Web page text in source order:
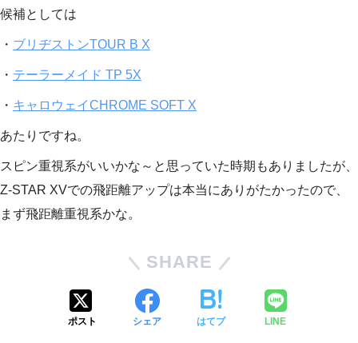
候補としては
・ ブリヂストンTOUR B X
・ テーラーメイド TP 5X
・ キャロウェイCHROME SOFT X
あたりですね。
スピン重視系がいいかな～と思っていた時期もありましたが、
Z-STAR XVでの飛距離アップは本当にありがたかったので、
まず飛距離重視系かな。
SHARE
ポスト シェア はてブ LINE